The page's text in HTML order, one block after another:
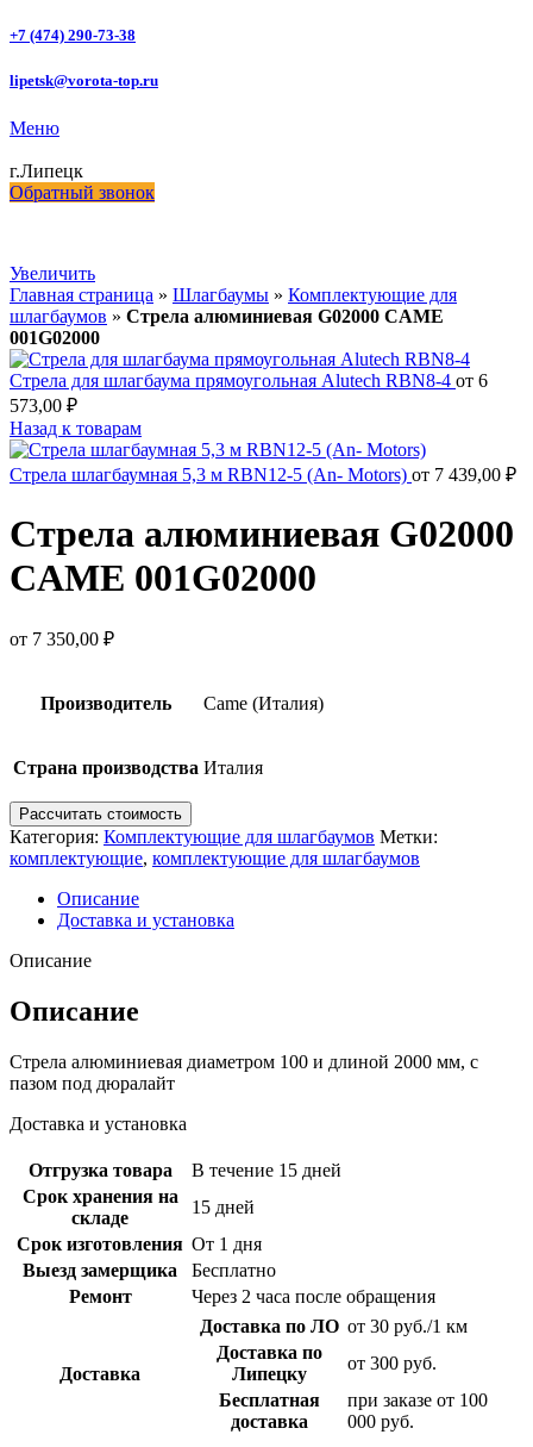
+7 (474) 290-73-38
lipetsk@vorota-top.ru
Меню
г.Липецк
Обратный звонок
Увеличить
Главная страница » Шлагбаумы » Комплектующие для
шлагбаумов » Стрела алюминиевая G02000 CAME
001G02000
Стрела для шлагбаума прямоугольная Alutech RBN8-4 от 6
573,00 ₽
Назад к товарам
Стрела шлагбаумная 5,3 м RBN12-5 (An- Motors) от 7 439,00 ₽
Стрела алюминиевая G02000
CAME 001G02000
от 7 350,00 ₽
Производитель Came (Италия)
Страна производства Италия
Рассчитать стоимость
Категория: Комплектующие для шлагбаумов Метки:
комплектующие, комплектующие для шлагбаумов
Описание
Доставка и установка
Описание
Описание
Стрела алюминиевая диаметром 100 и длиной 2000 мм, с
пазом под дюралайт
Доставка и установка
Отгрузка товара
В течение 15 дней
Срок хранения на
складе
15 дней
Срок изготовления От 1 дня
Выезд замерщика
Бесплатно
Ремонт
Через 2 часа после обращения
Доставка
Доставка по ЛО от 30 руб./1 км
Доставка по
Липецку
от 300 руб.
Бесплатная
доставка
при заказе от 100
000 руб.